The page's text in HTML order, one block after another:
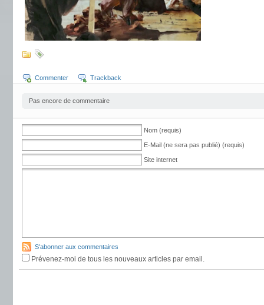
Commenter Trackback
Pas encore de commentaire
Nom (requis)
E-Mail (ne sera pas publié) (requis)
Site internet
S'abonner aux commentaires
Prévenez-moi de tous les nouveaux articles par email.